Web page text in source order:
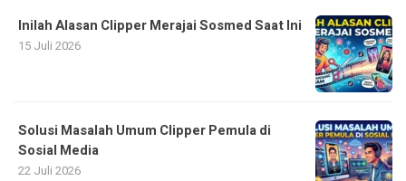
Inilah Alasan Clipper Merajai Sosmed Saat Ini
15 Juli 2026
Solusi Masalah Umum Clipper Pemula di
Sosial Media
22 Juli 2026